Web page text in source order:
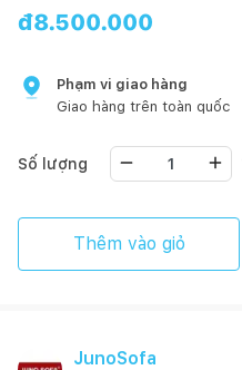
đ8.500.000
Phạm vi giao hàng
Giao hàng trên toàn quốc
Số lượng
Thêm vào giỏ
JunoSofa